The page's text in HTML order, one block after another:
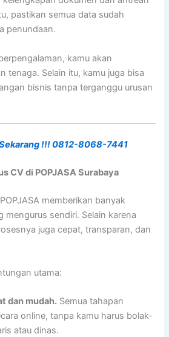
pastikan semua data sudah
penundaan.
kamu akan
tenaga. Selain itu, kamu juga bisa
bisnis tanpa terganggu urusan
!!! 0812-8068-7441
CV di POPJASA Surabaya
memberikan banyak
mengurus sendiri. Selain karena
juga cepat, transparan, dan
utama:
dan mudah. Semua tahapan
online, tanpa kamu harus bolak-
atau dinas.